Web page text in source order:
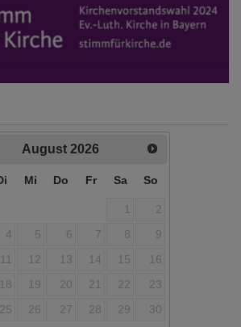
August 2026
Mi Do Fr Sa So
1
2
4 5 6 7 8
9
11 12 13 14 15
16
18 19 20 21 22
23
25 26 27 28 29
30